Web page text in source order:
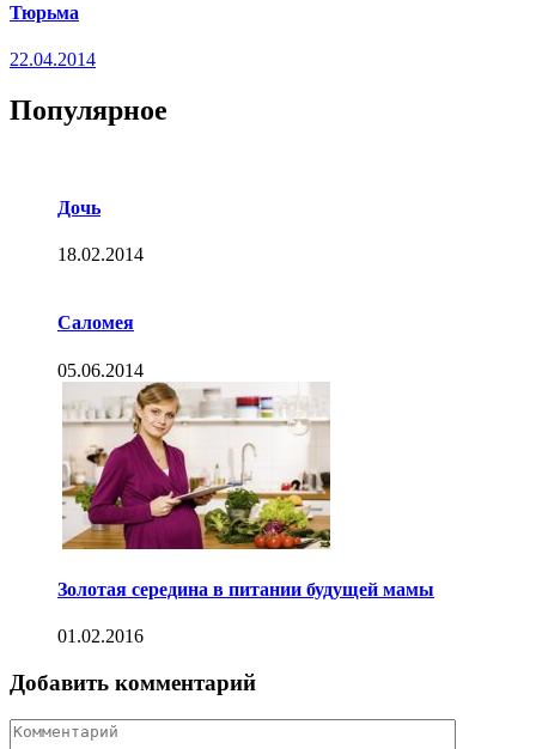
Тюрьма
22.04.2014
Популярное
Дочь
18.02.2014
Саломея
05.06.2014
Золотая середина в питании будущей мамы
01.02.2016
Добавить комментарий